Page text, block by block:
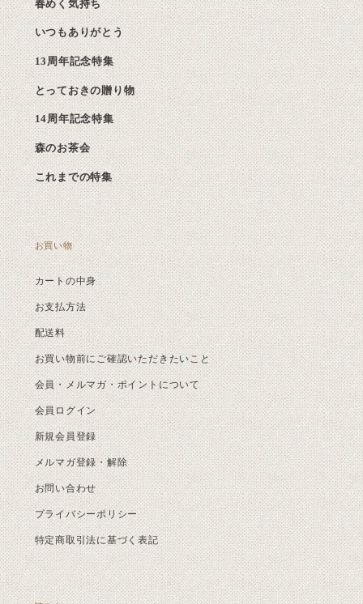
春めく気持ち
いつもありがとう
13周年記念特集
とっておきの贈り物
14周年記念特集
森のお茶会
これまでの特集
お買い物
カートの中身
お支払方法
配送料
お買い物前にご確認いただきたいこと
会員・メルマガ・ポイントについて
会員ログイン
新規会員登録
メルマガ登録・解除
お問い合わせ
プライバシーポリシー
特定商取引法に基づく表記